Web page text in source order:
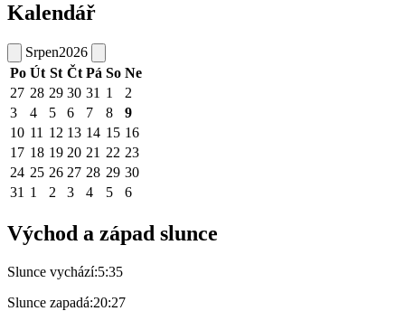
Kalendář
Srpen2026
Po Út St Čt Pá So Ne
27 28 29 30 31 1
2
3
4 5 6 7 8
9
10 11 12 13 14 15 16
17 18 19 20 21 22 23
24 25 26 27 28 29 30
31 1 2 3 4 5 6
Východ a západ slunce
Slunce vychází:5:35
Slunce zapadá:20:27